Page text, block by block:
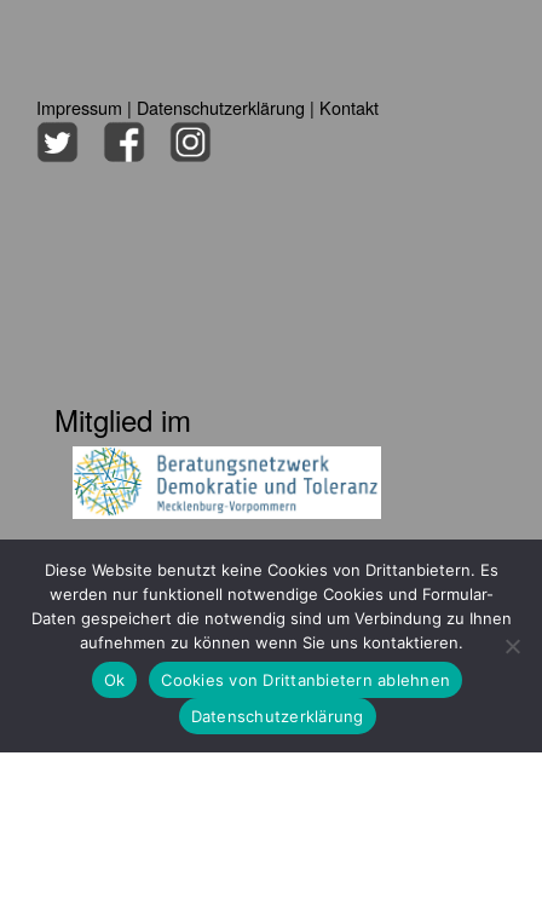
Impressum | Datenschutzerklärung | Kontakt
Mitglied im
Gefördert durch
Diese Website benutzt keine Cookies von Drittanbietern. Es
werden nur funktionell notwendige Cookies und Formular-
Daten gespeichert die notwendig sind um Verbindung zu Ihnen
aufnehmen zu können wenn Sie uns kontaktieren.
Ok
Cookies von Drittanbietern ablehnen
Datenschutzerklärung